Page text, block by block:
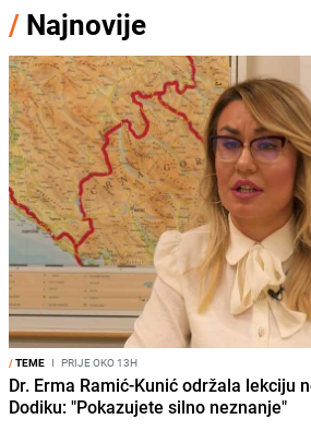
/ Najnovije
/TEME I PRIJE OKO 13H
Dr. Erma Ramić-Kunić održala lekciju
Dodiku: "Pokazujete silno neznanje"